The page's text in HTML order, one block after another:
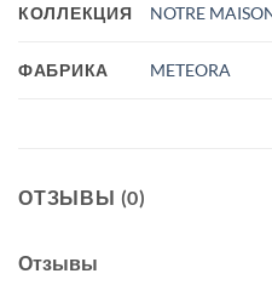
КОЛЛЕКЦИЯ NOTRE
ФАБРИКА METEORA
ОТЗЫВЫ (0)
Отзывы